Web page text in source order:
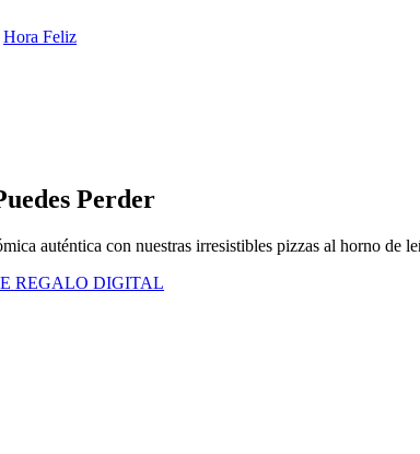
Hora Feliz
Perder
auténtica con nuestras irresistibles pizzas al horno de
REGALO DIGITAL